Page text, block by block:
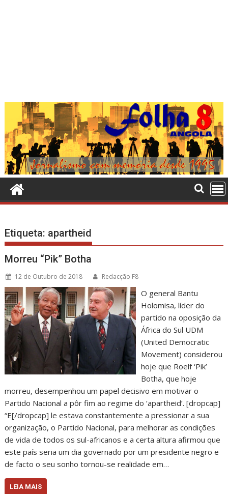
Etiqueta: apartheid
Morreu “Pik” Botha
12 de Outubro de 2018 Redacção F8
O general Bantu
Holomisa, líder do
partido na oposição da
África do Sul UDM
(United Democratic
Movement) considerou
hoje que Roelf ‘Pik’
Botha, que hoje
morreu, desempenhou um papel decisivo em motivar o
Partido Nacional a pôr fim ao regime do ‘apartheid’. [dropcap]
“E[/dropcap] le estava constantemente a pressionar a sua
organização, o Partido Nacional, para melhorar as condições
de vida de todos os sul-africanos e a certa altura afirmou que
este país seria um dia governado por um presidente negro e
de facto o seu sonho tornou-se realidade em…
LEIA MAIS